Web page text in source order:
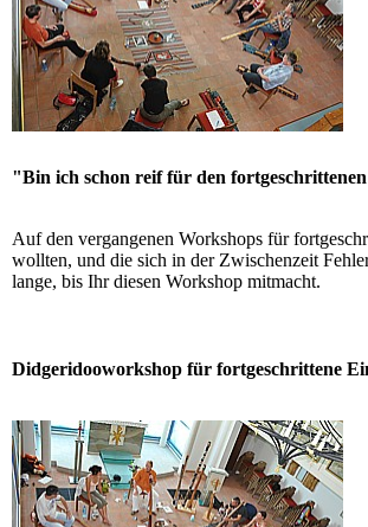
"Bin ich schon reif für den
Auf den vergangenen Workshops für
wollten, und die sich in der Zwischenzeit
lange, bis Ihr diesen Workshop mitmacht.
Didgeridooworkshop für fortgeschrittene